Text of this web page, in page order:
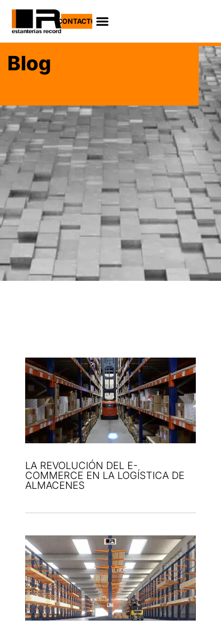
CONTACTO
Blog
LA REVOLUCIÓN DEL E-
COMMERCE EN LA LOGÍSTICA DE
ALMACENES